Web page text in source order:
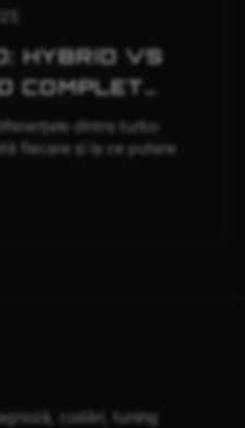
HYBRID VS
COMPLET
dintre turbo
fiecare și la ce putere
codări, tuning